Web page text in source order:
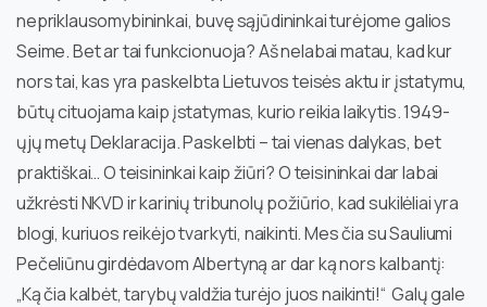
nepriklausomybininkai, buvę sąjūdininkai turėjome galios
Seime. Bet ar tai funkcionuoja? Aš nelabai matau, kad kur
nors tai, kas yra paskelbta Lietuvos teisės aktu ir įstatymu,
būtų cituojama kaip įstatymas, kurio reikia laikytis. 1949-
ųjų metų Deklaracija. Paskelbti – tai vienas dalykas, bet
praktiškai… O teisininkai kaip žiūri? O teisininkai dar labai
užkrėsti NKVD ir karinių tribunolų požiūrio, kad sukilėliai yra
blogi, kuriuos reikėjo tvarkyti, naikinti. Mes čia su Sauliumi
Pečeliūnu girdėdavom Albertyną ar dar ką nors kalbantį:
„Ką čia kalbėt, tarybų valdžia turėjo juos naikinti!“ Galų gale